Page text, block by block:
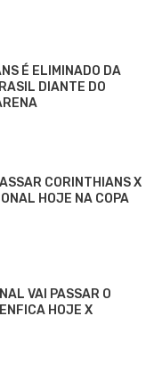
É ELIMINADO DA
DIANTE DO
CORINTHIANS X
HOJE NA COPA
VAI PASSAR O
HOJE X